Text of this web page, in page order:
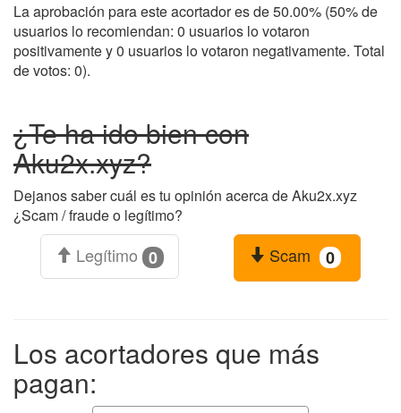
La aprobación para este acortador es de 50.00% (50% de
usuarios lo recomiendan: 0 usuarios lo votaron
positivamente y 0 usuarios lo votaron negativamente. Total
de votos: 0).
¿Te ha ido bien con
Aku2x.xyz?
Dejanos saber cuál es tu opinión acerca de Aku2x.xyz
¿Scam / fraude o legítimo?
Legítimo 0 Scam 0
Los acortadores que más
pagan: